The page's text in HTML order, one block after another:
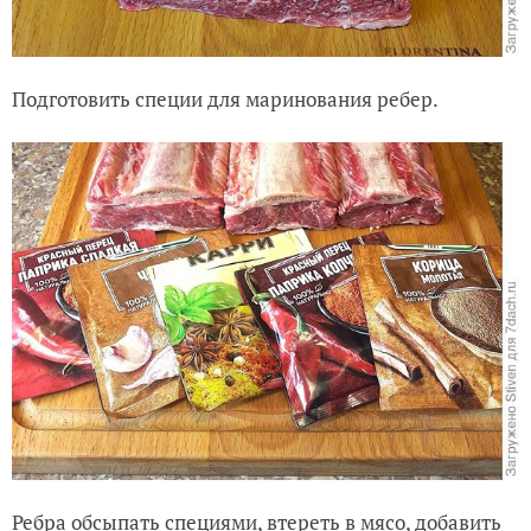
Подготовить специи для маринования ребер.
Ребра обсыпать специями, втереть в мясо, добавить